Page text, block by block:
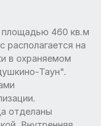
площадью 460 кв.м
располагается на
в охраняемом
Таун".
отделаны